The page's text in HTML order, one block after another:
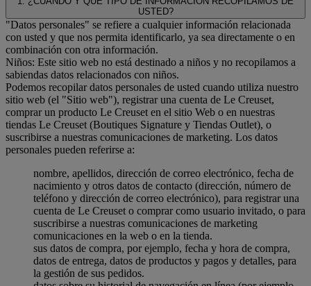
USTED?
"Datos personales" se refiere a cualquier información relacionada
con usted y que nos permita identificarlo, ya sea directamente o en
combinación con otra información.
Niños: Este sitio web no está destinado a niños y no recopilamos a
sabiendas datos relacionados con niños.
Podemos recopilar datos personales de usted cuando utiliza nuestro
sitio web (el "Sitio web"), registrar una cuenta de Le Creuset,
comprar un producto Le Creuset en el sitio Web o en nuestras
tiendas Le Creuset (Boutiques Signature y Tiendas Outlet), o
suscribirse a nuestras comunicaciones de marketing. Los datos
personales pueden referirse a:
nombre, apellidos, dirección de correo electrónico, fecha de
nacimiento y otros datos de contacto (dirección, número de
teléfono y dirección de correo electrónico), para registrar una
cuenta de Le Creuset o comprar como usuario invitado, o para
suscribirse a nuestras comunicaciones de marketing
comunicaciones en la web o en la tienda.
sus datos de compra, por ejemplo, fecha y hora de compra,
datos de entrega, datos de productos y pagos y detalles, para
la gestión de sus pedidos.